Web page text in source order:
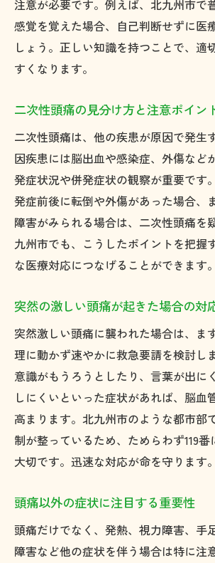
注意が必要です。例えば、北九州市で
感覚を覚えた場合、自己判断せずに医
しょう。正しい知識を持つことで、適
すくなります。
二次性頭痛の見分け方と注意ポイン
二次性頭痛は、他の疾患が原因で発生
因疾患には脳出血や感染症、外傷など
発症状況や併発症状の観察が重要です
発症前後に転倒や外傷があった場合、
障害がみられる場合は、二次性頭痛を
九州市でも、こうしたポイントを把握
な医療対応につなげることができます。
突然の激しい頭痛が起きた場合の対
突然激しい頭痛に襲われた場合は、ま
理に動かず速やかに救急要請を検討し
意識がもうろうとしたり、言葉が出に
しにくいといった症状があれば、脳血
高まります。北九州市のような都市部
制が整っているため、ためらわず119
大切です。迅速な対応が命を守ります。
頭痛以外の症状に注目する重要性
頭痛だけでなく、発熱、視力障害、手
障害など他の症状を伴う場合は特に注